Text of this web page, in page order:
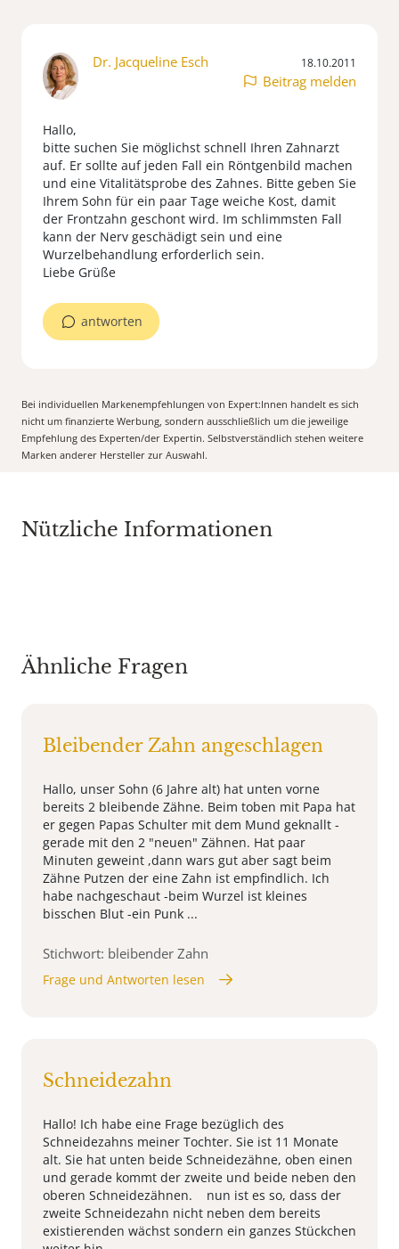
Dr. Jacqueline Esch 18.10.2011
Beitrag melden
Hallo,
bitte suchen Sie möglichst schnell Ihren Zahnarzt
auf. Er sollte auf jeden Fall ein Röntgenbild machen
und eine Vitalitätsprobe des Zahnes. Bitte geben Sie
Ihrem Sohn für ein paar Tage weiche Kost, damit
der Frontzahn geschont wird. Im schlimmsten Fall
kann der Nerv geschädigt sein und eine
Wurzelbehandlung erforderlich sein.
Liebe Grüße
antworten
Bei individuellen Markenempfehlungen von Expert:Innen handelt es sich
nicht um finanzierte Werbung, sondern ausschließlich um die jeweilige
Empfehlung des Experten/der Expertin. Selbstverständlich stehen weitere
Marken anderer Hersteller zur Auswahl.
Nützliche Informationen
Ähnliche Fragen
Bleibender Zahn angeschlagen
Hallo, unser Sohn (6 Jahre alt) hat unten vorne
bereits 2 bleibende Zähne. Beim toben mit Papa hat
er gegen Papas Schulter mit dem Mund geknallt -
gerade mit den 2 "neuen" Zähnen. Hat paar
Minuten geweint ,dann wars gut aber sagt beim
Zähne Putzen der eine Zahn ist empfindlich. Ich
habe nachgeschaut -beim Wurzel ist kleines
bisschen Blut -ein Punk ...
Stichwort: bleibender Zahn
Frage und Antworten lesen
Schneidezahn
Hallo! Ich habe eine Frage bezüglich des
Schneidezahns meiner Tochter. Sie ist 11 Monate
alt. Sie hat unten beide Schneidezähne, oben einen
und gerade kommt der zweite und beide neben den
oberen Schneidezähnen. nun ist es so, dass der
zweite Schneidezahn nicht neben dem bereits
existierenden wächst sondern ein ganzes Stückchen